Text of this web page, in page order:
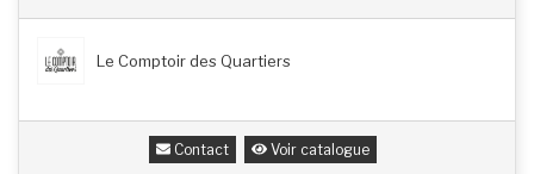
Le Comptoir des Quartiers
Contact Voir catalogue